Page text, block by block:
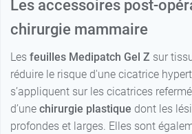
2
4
5
Les accessoires post-
chirurgie mammaire
Les feuilles Medipatch Gel Z sur
réduire le risque d'une cicatrice
s’appliquent sur les cicatrices
d’une chirurgie plastique dont les
profondes et larges. Elles sont